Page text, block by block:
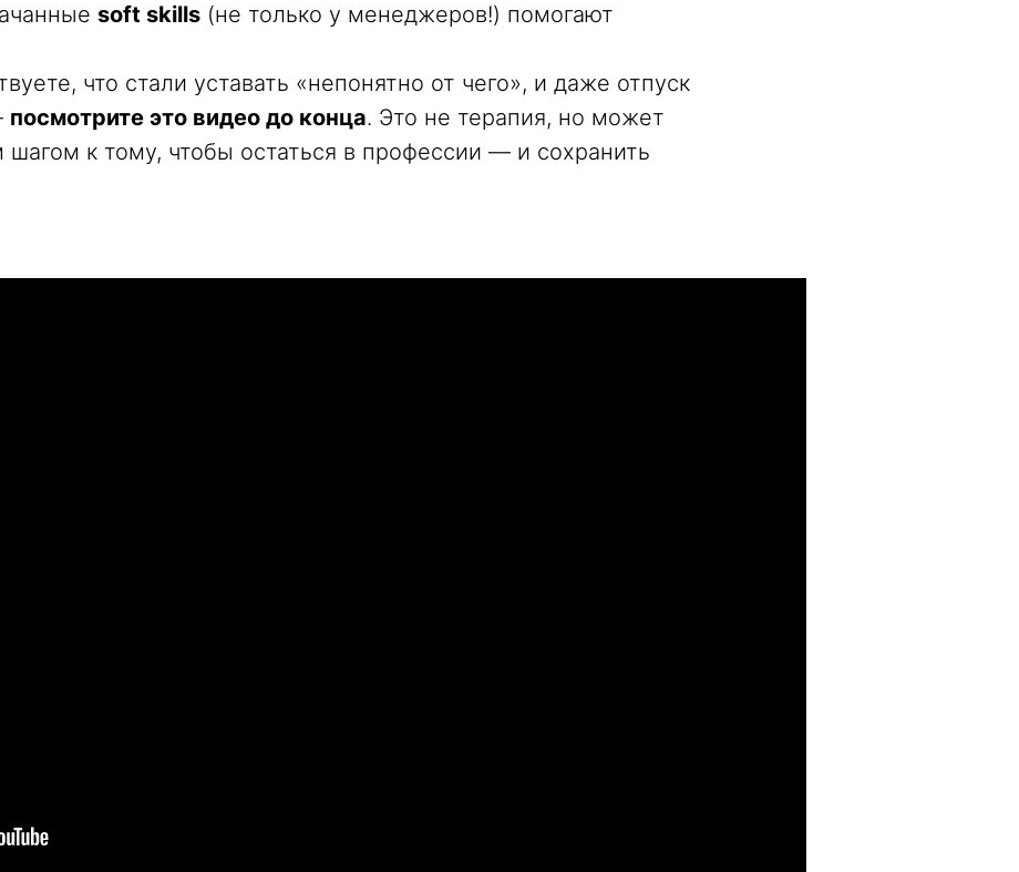
soft skills (не только у менеджеров!) помогают
что стали уставать «непонятно от чего», и даже отпуск
посмотрите это видео до конца. Это не терапия, но может
шагом к тому, чтобы остаться в профессии — и сохранить